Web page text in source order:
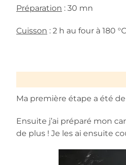
Préparation : 30 mn
Cuisson : 2 h au four à 180 °C
Ma première étape a été
Ensuite j’ai préparé mon
de plus ! Je les ai ensuite